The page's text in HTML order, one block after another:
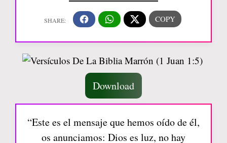
Download
“Este es el mensaje que hemos oído de él,
os anunciamos: Dios es luz, no hay